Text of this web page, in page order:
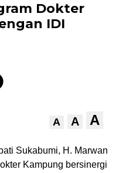
Dokter
IDI
A A A
Sukabumi, H. Marwan
Kampung bersinergi